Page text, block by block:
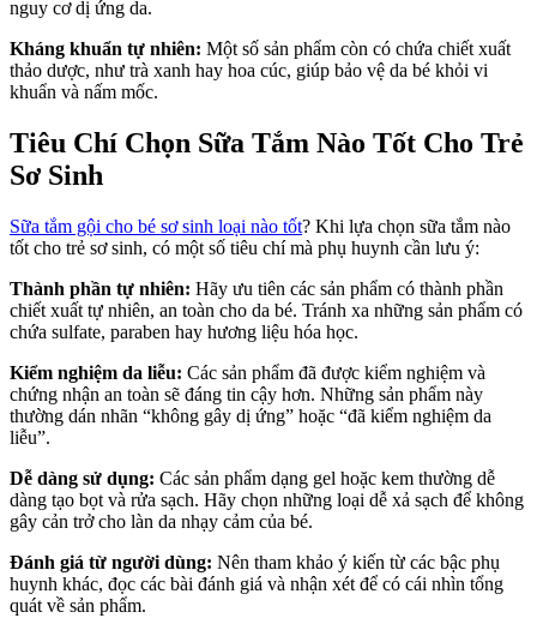
nguy cơ dị ứng da.
Kháng khuẩn tự nhiên: Một số sản phẩm còn có chứa chiết xuất
thảo dược, như trà xanh hay hoa cúc, giúp bảo vệ da bé khỏi vi
khuẩn và nấm mốc.
Tiêu Chí Chọn Sữa Tắm Nào Tốt Cho Trẻ
Sơ Sinh
Sữa tắm gội cho bé sơ sinh loại nào tốt? Khi lựa chọn sữa tắm nào
tốt cho trẻ sơ sinh, có một số tiêu chí mà phụ huynh cần lưu ý:
Thành phần tự nhiên: Hãy ưu tiên các sản phẩm có thành phần
chiết xuất tự nhiên, an toàn cho da bé. Tránh xa những sản phẩm có
chứa sulfate, paraben hay hương liệu hóa học.
Kiểm nghiệm da liễu: Các sản phẩm đã được kiểm nghiệm và
chứng nhận an toàn sẽ đáng tin cậy hơn. Những sản phẩm này
thường dán nhãn “không gây dị ứng” hoặc “đã kiểm nghiệm da
liễu”.
Dễ dàng sử dụng: Các sản phẩm dạng gel hoặc kem thường dễ
dàng tạo bọt và rửa sạch. Hãy chọn những loại dễ xả sạch để không
gây cản trở cho làn da nhạy cảm của bé.
Đánh giá từ người dùng: Nên tham khảo ý kiến từ các bậc phụ
huynh khác, đọc các bài đánh giá và nhận xét để có cái nhìn tổng
quát về sản phẩm.